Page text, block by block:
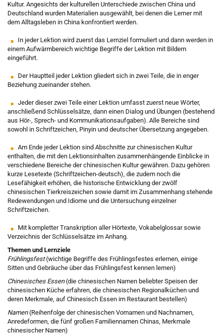
Kultur. Angesichts der kulturellen Unterschiede zwischen China und
Deutschland wurden Materialien ausgewählt, bei denen die Lerner mit
dem Alltagsleben in China konfrontiert werden.
In jeder Lektion wird zuerst das Lernziel formuliert und dann werden in
einem Aufwärmbereich wichtige Begriffe der Lektion mit Bildern
eingeführt.
Der Hauptteil jeder Lektion gliedert sich in zwei Teile, die in enger
Beziehung zueinander stehen.
Jeder dieser zwei Teile einer Lektion umfasst zuerst neue Wörter,
anschließend Schlüsselsätze, dann einen Dialog und Übungen (bestehend
aus Hör-, Sprech- und Kommunikationsaufgaben). Alle Bereiche sind
sowohl in Schriftzeichen, Pinyin und deutscher Übersetzung angegeben.
Am Ende jeder Lektion sind Abschnitte zur chinesischen Kultur
enthalten, die mit den Lektionsinhalten zusammenhängende Einblicke in
verschiedene Bereiche der chinesischen Kultur gewähren. Dazu gehören
kurze Lesetexte (Schriftzeichen-deutsch), die zudem noch die
Lesefähigkeit erhöhen, die historische Entwicklung der zwölf
chinesischen Tierkreiszeichen sowie damit im Zusammenhang stehende
Redewendungen und Idiome und die Untersuchung einzelner
Schriftzeichen.
Mit kompletter Transkription aller Hörtexte, Vokabelglossar sowie
Verzeichnis der Schlüsselsätze im Anhang.
Themen und Lernziele
Frühlingsfest(wichtige Begriffe des Frühlingsfestes erlernen, einige
Sitten und Gebräuche über das Frühlingsfest kennen lernen)
Chinesisches Essen(die chinesischen Namen beliebter Speisen der
chinesischen Küche erfahren, die chinesischen Regionalküchen und
deren Merkmale, auf Chinesisch Essen im Restaurant bestellen)
Namen(Reihenfolge der chinesischen Vornamen und Nachnamen,
Anredeformen, die fünf großen Familiennamen Chinas, Merkmale
chinesischer Namen)